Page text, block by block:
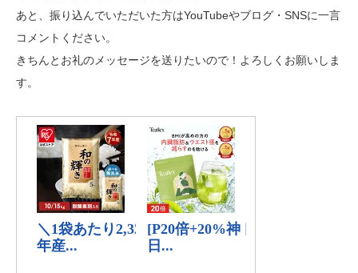
あと、振り込んでいただいた方はYouTubeやブログ・SNSに一言
コメントください。
きちんとお礼のメッセージを送りたいので！よろしくお願いしま
す。